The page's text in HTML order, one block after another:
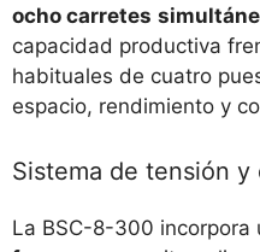
ocho carretes
capacidad productiva
habituales de cuatro
espacio, rendimiento y
Sistema de tensión
La BSC-8-300 incorpora